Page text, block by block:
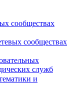
сообществах
сообществах
служб
и